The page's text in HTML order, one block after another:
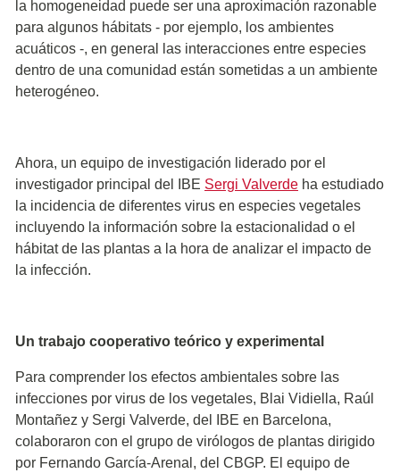
la homogeneidad puede ser una aproximación razonable
para algunos hábitats - por ejemplo, los ambientes
acuáticos -, en general las interacciones entre especies
dentro de una comunidad están sometidas a un ambiente
heterogéneo.
Ahora, un equipo de investigación liderado por el
investigador principal del IBE Sergi Valverde ha estudiado
la incidencia de diferentes virus en especies vegetales
incluyendo la información sobre la estacionalidad o el
hábitat de las plantas a la hora de analizar el impacto de
la infección.
Un trabajo cooperativo teórico y experimental
Para comprender los efectos ambientales sobre las
infecciones por virus de los vegetales, Blai Vidiella, Raúl
Montañez y Sergi Valverde, del IBE en Barcelona,
colaboraron con el grupo de virólogos de plantas dirigido
por Fernando García-Arenal, del CBGP. El equipo de